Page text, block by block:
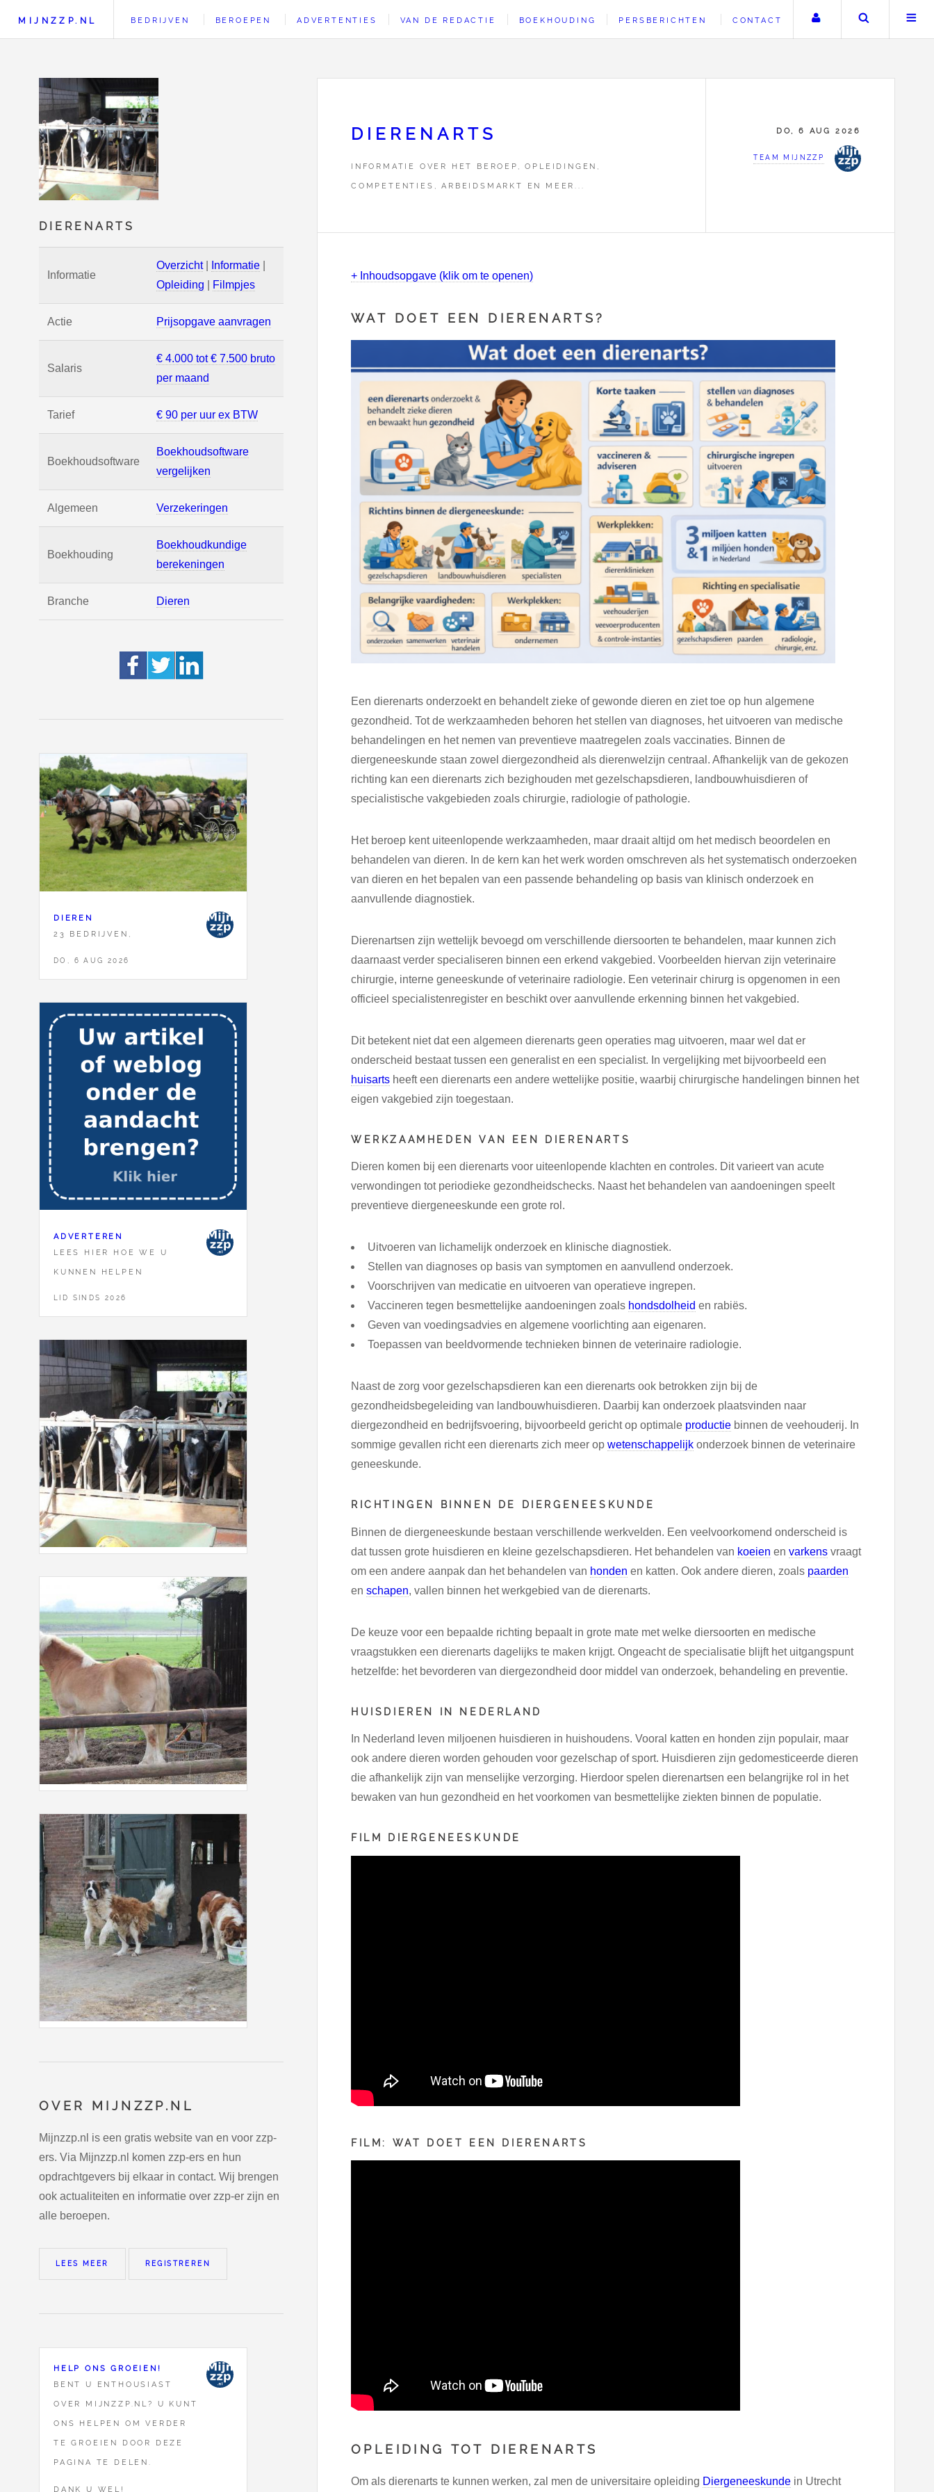
DIERENARTS
Informatie
Overzicht| Informatie
Opleiding
Filmpjes
Actie Prijsopgave aanvragen
Salaris
€ 4.000 tot € 7.500 bruto
per maand
Tarief € 90 per uur ex BTW
Boekhoudsoftware
Boekhoudsoftware
vergelijken
Algemeen Verzekeringen
Boekhouding
Boekhoudkundige
berekeningen
Branche Dieren
DIEREN
23 BEDRIJVEN,
DO, 6 AUG 2026
ADVERTEREN
LEES HIER HOE WE U
KUNNEN HELPEN
LID SINDS 2026
OVER MIJNZZP.NL
Mijnzzp.nl is een gratis website van en voor zzp-
ers. Via Mijnzzp.nl komen zzp-ers en hun
opdrachtgevers bij elkaar in contact. Wij brengen
ook actualiteiten en informatie over zzp-er zijn en
alle beroepen.
LEES MEER REGISTREREN
HELP ONS GROEIEN!
BENT U ENTHOUSIAST
OVER MIJNZZP.NL? U KUNT
ONS HELPEN OM VERDER
TE GROEIEN DOOR DEZE
PAGINA TE DELEN.
DANK U WEL!
MIJNZZP.NL BEDRIJVEN BEROEPEN ADVERTENTIES VAN DE REDACTIE BOEKHOUDING PERSBERICHTEN CONTACT Uw accountZoeken
DIERENARTS
INFORMATIE OVER HET BEROEP, OPLEIDINGEN,
COMPETENTIES, ARBEIDSMARKT EN MEER...
DO, 6 AUG 2026
TEAM MIJNZZP
+ Inhoudsopgave (klik om te openen)
WAT DOET EEN DIERENARTS?
Een dierenarts onderzoekt en behandelt zieke of gewonde dieren en ziet toe op hun algemene
gezondheid. Tot de werkzaamheden behoren het stellen van diagnoses, het uitvoeren van medische
behandelingen en het nemen van preventieve maatregelen zoals vaccinaties. Binnen de
diergeneeskunde staan zowel diergezondheid als dierenwelzijn centraal. Afhankelijk van de gekozen
richting kan een dierenarts zich bezighouden met gezelschapsdieren, landbouwhuisdieren of
specialistische vakgebieden zoals chirurgie, radiologie of pathologie.
Het beroep kent uiteenlopende werkzaamheden, maar draait altijd om het medisch beoordelen en
behandelen van dieren. In de kern kan het werk worden omschreven als het systematisch onderzoeken
van dieren en het bepalen van een passende behandeling op basis van klinisch onderzoek en
aanvullende diagnostiek.
Dierenartsen zijn wettelijk bevoegd om verschillende diersoorten te behandelen, maar kunnen zich
daarnaast verder specialiseren binnen een erkend vakgebied. Voorbeelden hiervan zijn veterinaire
chirurgie, interne geneeskunde of veterinaire radiologie. Een veterinair chirurg is opgenomen in een
officieel specialistenregister en beschikt over aanvullende erkenning binnen het vakgebied.
Dit betekent niet dat een algemeen dierenarts geen operaties mag uitvoeren, maar wel dat er
onderscheid bestaat tussen een generalist en een specialist. In vergelijking met bijvoorbeeld een
huisarts heeft een dierenarts een andere wettelijke positie, waarbij chirurgische handelingen binnen het
eigen vakgebied zijn toegestaan.
WERKZAAMHEDEN VAN EEN DIERENARTS
Dieren komen bij een dierenarts voor uiteenlopende klachten en controles. Dit varieert van acute
verwondingen tot periodieke gezondheidschecks. Naast het behandelen van aandoeningen speelt
preventieve diergeneeskunde een grote rol.
Uitvoeren van lichamelijk onderzoek en klinische diagnostiek.
Stellen van diagnoses op basis van symptomen en aanvullend onderzoek.
Voorschrijven van medicatie en uitvoeren van operatieve ingrepen.
Vaccineren tegen besmettelijke aandoeningen zoals hondsdolheid en rabiës.
Geven van voedingsadvies en algemene voorlichting aan eigenaren.
Toepassen van beeldvormende technieken binnen de veterinaire radiologie.
Naast de zorg voor gezelschapsdieren kan een dierenarts ook betrokken zijn bij de
gezondheidsbegeleiding van landbouwhuisdieren. Daarbij kan onderzoek plaatsvinden naar
diergezondheid en bedrijfsvoering, bijvoorbeeld gericht op optimale productie binnen de veehouderij. In
sommige gevallen richt een dierenarts zich meer op wetenschappelijk onderzoek binnen de veterinaire
geneeskunde.
RICHTINGEN BINNEN DE DIERGENEESKUNDE
Binnen de diergeneeskunde bestaan verschillende werkvelden. Een veelvoorkomend onderscheid is
dat tussen grote huisdieren en kleine gezelschapsdieren. Het behandelen van koeien en varkens vraagt
om een andere aanpak dan het behandelen van honden en katten. Ook andere dieren, zoals paarden
en schapen, vallen binnen het werkgebied van de dierenarts.
De keuze voor een bepaalde richting bepaalt in grote mate met welke diersoorten en medische
vraagstukken een dierenarts dagelijks te maken krijgt. Ongeacht de specialisatie blijft het uitgangspunt
hetzelfde: het bevorderen van diergezondheid door middel van onderzoek, behandeling en preventie.
HUISDIEREN IN NEDERLAND
In Nederland leven miljoenen huisdieren in huishoudens. Vooral katten en honden zijn populair, maar
ook andere dieren worden gehouden voor gezelschap of sport. Huisdieren zijn gedomesticeerde dieren
die afhankelijk zijn van menselijke verzorging. Hierdoor spelen dierenartsen een belangrijke rol in het
bewaken van hun gezondheid en het voorkomen van besmettelijke ziekten binnen de populatie.
FILM DIERGENEESKUNDE
FILM: WAT DOET EEN DIERENARTS
OPLEIDING TOT DIERENARTS
Om als dierenarts te kunnen werken, zal men de universitaire opleiding Diergeneeskunde in Utrecht